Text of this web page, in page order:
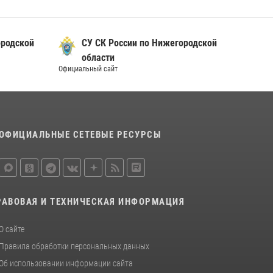
Кузьменков поздравил специалистов
профессиональным праздником
06 июля 2026, 05:03
СУ СК России по Нижегородской
области
Официальный сайт
СЕТЕВЫЕ РЕСУРСЫ
И ТЕХНИЧЕСКАЯ ИНФОРМАЦИЯ
О сайте
Правила обработки персональных данных
Об использовании информации сайта